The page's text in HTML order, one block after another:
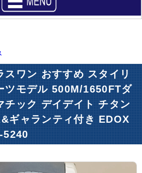
マイページ
価格ダウン
時計の修理
スワン おすすめ スタイリ
ツモデル 500M/1650FTダ
チック デイデイト チタン
ギャランティ付き EDOX
5240